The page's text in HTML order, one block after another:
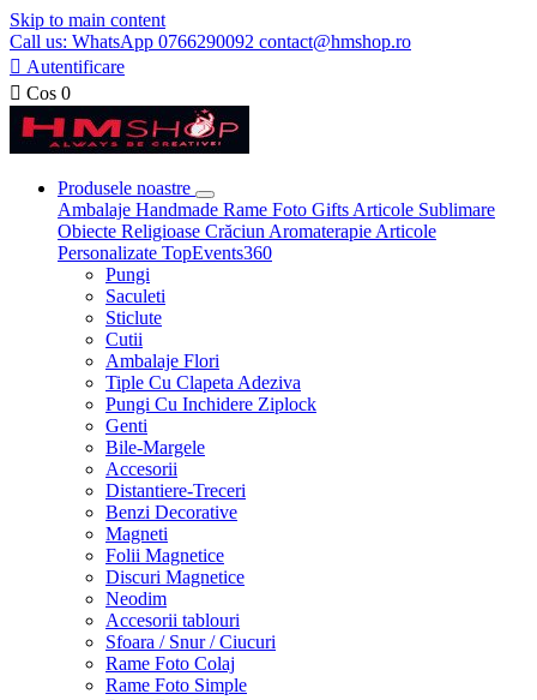
Skip to main content
Call us: WhatsApp 0766290092 contact@hmshop.ro
 Autentificare
 Cos 0
Produsele noastre
Ambalaje Handmade Rame Foto Gifts Articole Sublimare
Obiecte Religioase Crăciun Aromaterapie Articole
Personalizate TopEvents360
Pungi
Saculeti
Sticlute
Cutii
Ambalaje Flori
Tiple Cu Clapeta Adeziva
Pungi Cu Inchidere Ziplock
Genti
Bile-Margele
Accesorii
Distantiere-Treceri
Benzi Decorative
Magneti
Folii Magnetice
Discuri Magnetice
Neodim
Accesorii tablouri
Sfoara / Snur / Ciucuri
Rame Foto Colaj
Rame Foto Simple